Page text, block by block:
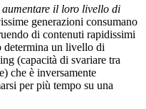
aumentare il loro livello di
generazioni consumano
di contenuti rapidissimi
determina un livello di
(capacità di svariare tra
che è inversamente
per più tempo su una